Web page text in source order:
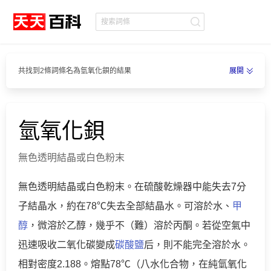
共找到2條詞條名為氫氧化鋇的結果 展開
氫氧化鋇
無色透明結晶或白色粉末
無色透明結晶或白色粉末。在硫酸乾燥器中能失去7分
子結晶水，約在78℃失去全部結晶水。可溶於水、 甲
醇 ，微溶於乙醇，幾乎不（難）溶於丙酮。若從空氣中
迅速吸收二氧化碳變成碳酸鹽后，則不能完全溶於水。
相對密度2.188。熔點78℃（八水化合物，在純氫氧化